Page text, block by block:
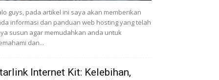
guys, pada artikel ini saya akan memberikan
informasi dan panduan web hosting yang telah
susun agar memudahkan anda untuk
dan...
Internet Kit: Kelebihan,